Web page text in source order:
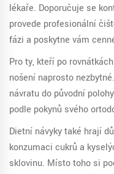
lékaře. Doporučuje se
provede profesionální
fázi a poskytne vám
Pro ty, kteří po
nošení naprosto
návratu do původní
podle pokynů svého
Dietní návyky také hrají
konzumaci cukrů a
sklovinu. Místo toho si